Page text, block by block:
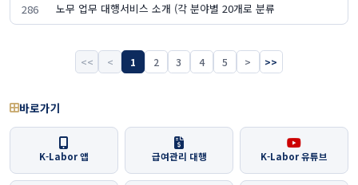
286 노무 업무 대행서비스 소개 (각 분야별 20개로 분류
<< < 1 2 3 4 5 > >>
바로가기
K-Labor 앱 급여관리 대행 K-Labor 유튜브